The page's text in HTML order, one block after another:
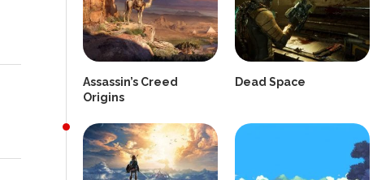
Assassin’s Creed
Origins
Dead Space